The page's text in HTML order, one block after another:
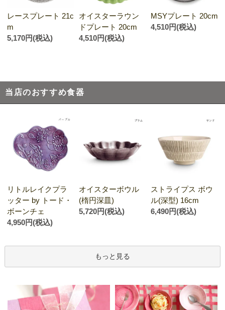
レースプレート 21c
m
5,170円(税込)
オイスターラウン
ドプレート 20cm
4,510円(税込)
MSYプレート 20cm
4,510円(税込)
当店のおすすめ食器
リトルレイクプラ
ッター by トード・
ボーンチェ
4,950円(税込)
オイスターボウル
(楕円深皿)
5,720円(税込)
ストライプス ボウ
ル(深型) 16cm
6,490円(税込)
もっと見る